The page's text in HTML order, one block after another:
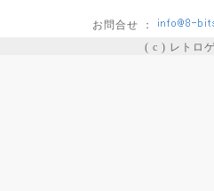
お問合せ ：
( c ) レトロ